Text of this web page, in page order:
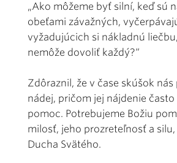
„Ako môžeme byť silní, keď sú
obeťami závažných,
vyžadujúcich si nákladnú
nemôže dovoliť každý?“
Zdôraznil, že v čase skúšok
nádej, pričom jej nájdenie
pomoc. Potrebujeme Božiu
milosť, jeho prozreteľnosť a
Ducha Svätého.